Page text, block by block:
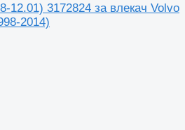
12.01) 3172824 за влекач Volvo
2014)